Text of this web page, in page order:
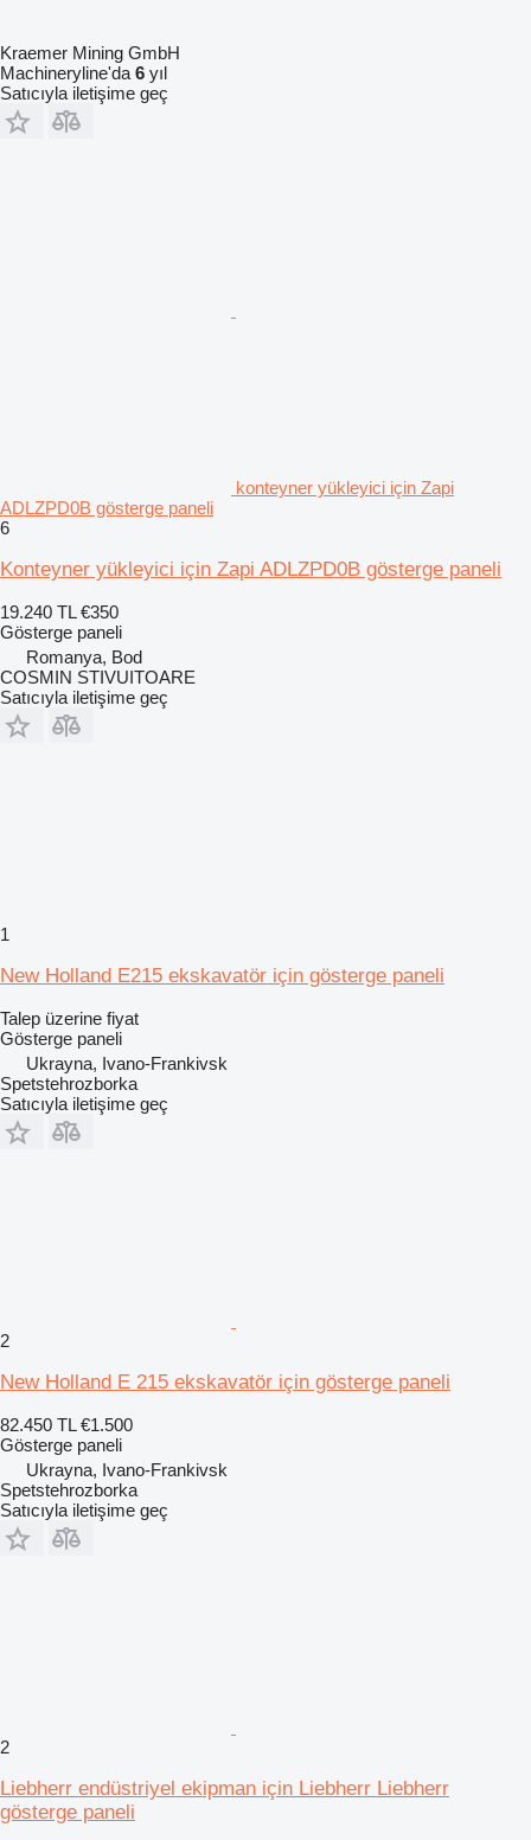
Kraemer Mining GmbH
Machineryline'da 6 yıl
Satıcıyla iletişime geç
konteyner yükleyici için Zapi
ADLZPD0B gösterge paneli
6
Konteyner yükleyici için Zapi ADLZPD0B gösterge paneli
19.240 TL €350
Gösterge paneli
Romanya, Bod
COSMIN STIVUITOARE
Satıcıyla iletişime geç
1
New Holland E215 ekskavatör için gösterge paneli
Talep üzerine fiyat
Gösterge paneli
Ukrayna, Ivano-Frankivsk
Spetstehrozborka
Satıcıyla iletişime geç
2
New Holland E 215 ekskavatör için gösterge paneli
82.450 TL €1.500
Gösterge paneli
Ukrayna, Ivano-Frankivsk
Spetstehrozborka
Satıcıyla iletişime geç
2
Liebherr endüstriyel ekipman için Liebherr Liebherr
gösterge paneli